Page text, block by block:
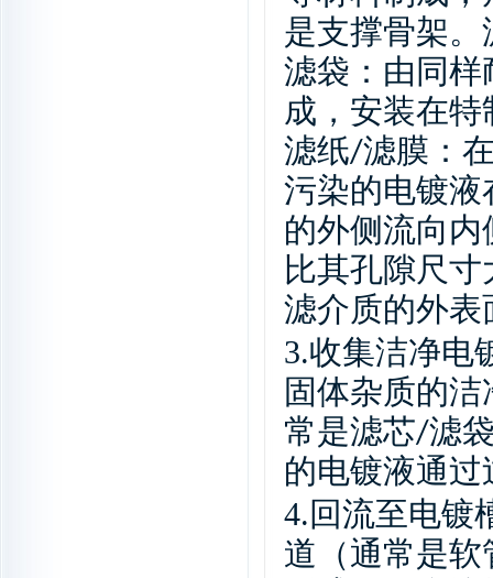
是支撑骨架
滤袋：由同样
成，安装在
滤纸/滤膜：
污染的电镀液
的外侧流向
比其孔隙尺
滤介质的外表
3.收集洁净电
固体杂质的
常是滤芯/滤
的电镀液通
4.回流至电镀
道（通常是